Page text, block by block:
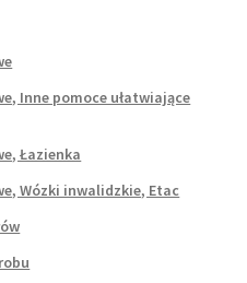
Inne pomoce ułatwiające
Łazienka
Wózki inwalidzkie, Etac